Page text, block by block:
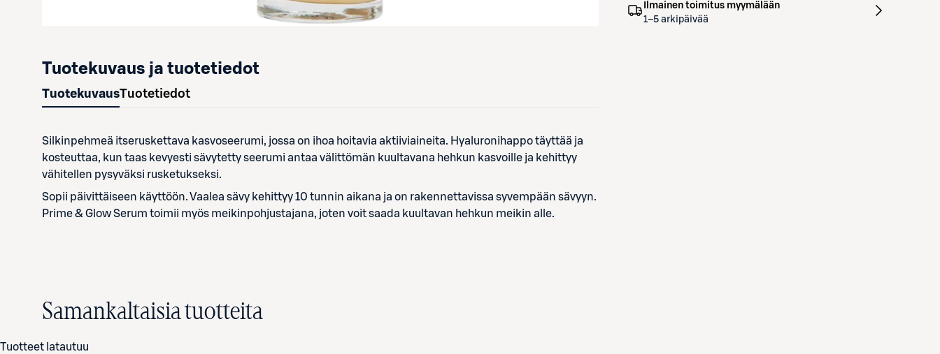
Ilmainen toimitus myymälään
1–5 arkipäivää
Tuotekuvaus ja tuotetiedot
TuotekuvausTuotetiedot
Silkinpehmeä itseruskettava kasvoseerumi, jossa on ihoa hoitavia aktiiviaineita. Hyaluronihappo täyttää ja
kosteuttaa, kun taas kevyesti sävytetty seerumi antaa välittömän kuultavana hehkun kasvoille ja kehittyy
vähitellen pysyväksi rusketukseksi.
Sopii päivittäiseen käyttöön. Vaalea sävy kehittyy 10 tunnin aikana ja on rakennettavissa syvempään sävyyn.
Prime & Glow Serum toimii myös meikinpohjustajana, joten voit saada kuultavan hehkun meikin alle.
Samankaltaisia tuotteita
Tuotteet latautuu